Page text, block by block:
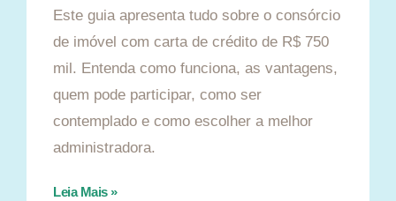
Este guia apresenta tudo sobre o consórcio
de imóvel com carta de crédito de R$ 750
mil. Entenda como funciona, as vantagens,
quem pode participar, como ser
contemplado e como escolher a melhor
administradora.
Leia Mais »